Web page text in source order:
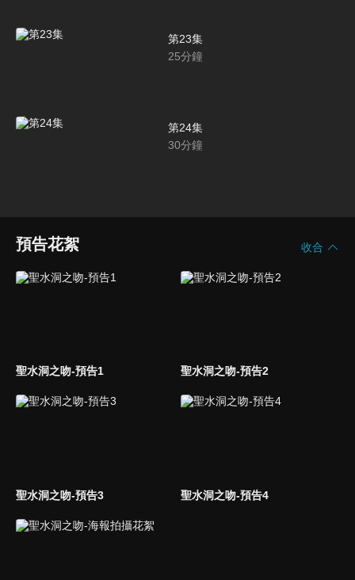
第23集
25分鐘
第24集
30分鐘
預告花絮 收合
聖水洞之吻-預告1 聖水洞之吻-預告2
聖水洞之吻-預告3 聖水洞之吻-預告4